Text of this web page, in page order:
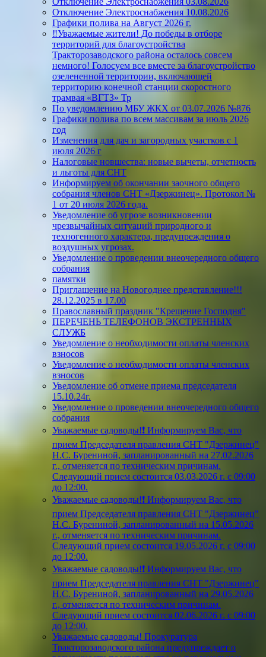
Отключение Электроснабжения 10.08.2026
Графики полива на Август 2026 г.
‼️Уважаемые жители! До победы в отборе
территорий для благоустройства
Тракторозаводского района осталось совсем
немного! Голосуем все вместе за благоустройство
озелененной территории, включающей
территорию конечной станции скоростного
трамвая «ВГТЗ» Тр
По уведомлению МБУ ЖКХ от 03.07.2026 №876
Графики полива по всем массивам за июль 2026
год
Изменения для дач и загородных участков с 1
июля 2026 г
Налоговые новшества: новые вычеты, отчетность
и льготы для СНТ
Информируем об окончании заочного общего
собрания членов СНТ «Дзержинец». Протокол №
1 от 20 июля 2026 года.
Уведомление об угрозе возникновении
чрезвычайных ситуаций природного и
техногенного характера, предупреждения о
воздушных угрозах.
Уведомление о проведении внеочередного общего
собрания
памятки
Приглашение на Новогоднее представление!!!
28.12.2025 в 17.00
Православный праздник "Крещение Господня"
ПЕРЕЧЕНЬ ТЕЛЕФОНОВ ЭКСТРЕННЫХ
СЛУЖБ
Уведомление о необходимости оплаты членских
взносов
Уведомление о необходимости оплаты членских
взносов
Уведомление об отмене приема председателя
15.10.24г.
Уведомление о проведении внеочередного общего
собрания
Уважаемые садоводы!❗ Информируем Вас, что
прием Председателя правления СНТ "Дзержинец"
Н.С. Бурениной, запланированный на 27.02.2026
г., отменяется по техническим причинам.
Следующий прием состоится 03.03.2026 г. с 09:00
до 12:00.
Уважаемые садоводы!❗ Информируем Вас, что
прием Председателя правления СНТ "Дзержинец"
Н.С. Бурениной, запланированный на 15.05.2026
г., отменяется по техническим причинам.
Следующий прием состоится 19.05.2026 г. с 09:00
до 12:00.
Уважаемые садоводы!❗ Информируем Вас, что
прием Председателя правления СНТ "Дзержинец"
Н.С. Бурениной, запланированный на 29.05.2026
г., отменяется по техническим причинам.
Следующий прием состоится 02.06.2026 г. с 09:00
до 12:00.
Уважаемые садоводы! Прокуратура
Тракторозаводского района предупреждает о